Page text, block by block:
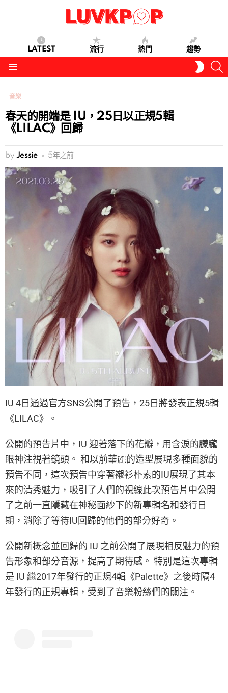
LATEST 流行 熱門 趨勢
SKIN
音樂
春天的開端是 IU，25日以正規5輯
《LILAC》回歸
by Jessie 5年之前
IU 4日通過官方SNS公開了預告，25日將發表正規5輯
《LILAC》。
​公開的預告片中，IU 迎著落下的花瓣，用含淚的朦朧
眼神注視著鏡頭。 和以前華麗的造型展現多種面貌的
預告不同，這次預告中穿著襯衫朴素的IU展現了其本
來的清秀魅力，吸引了人們的視線此次預告片中公開
了之前一直隱藏在神秘面紗下的新專輯名和發行日
期，消除了等待IU回歸的他們的部分好奇。
公開新概念並回歸的 IU 之前公開了展現相反魅力的預
告形象和部分音源，提高了期待感。 特別是這次專輯
是 IU 繼2017年發行的正規4輯《Palette》之後時隔4
年發行的正規專輯，受到了音樂粉絲們的關注。